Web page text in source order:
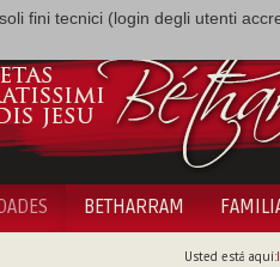
fini tecnici (login degli utenti
BETHARRAM
Usted está aquí: